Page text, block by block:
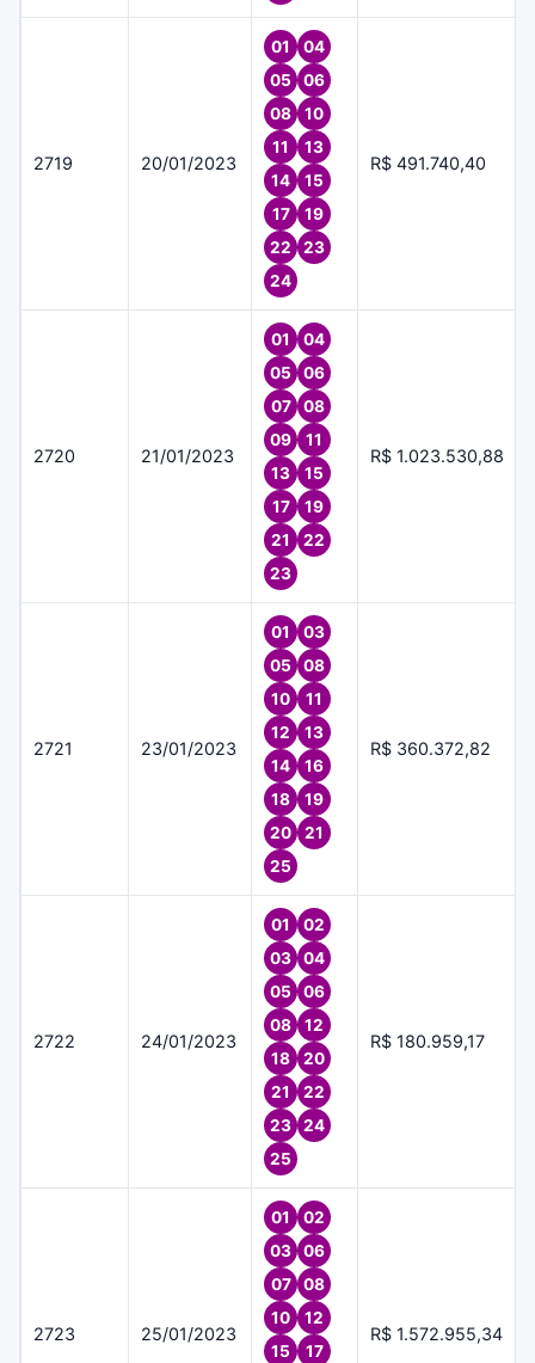
2719 20/01/2023
01
04
05
06
08
10
11
13
14
15
17
19
22
23
24
R$ 491.740,40
2720 21/01/2023
01
04
05
06
07
08
09
11
13
15
17
19
21
22
23
R$ 1.023.530,88
2721 23/01/2023
01
03
05
08
10
11
12
13
14
16
18
19
20
21
25
R$ 360.372,82
2722 24/01/2023
01
02
03
04
05
06
08
12
18
20
21
22
23
24
25
R$ 180.959,17
2723 25/01/2023
01
02
03
06
07
08
10
12
15
17
R$ 1.572.955,34